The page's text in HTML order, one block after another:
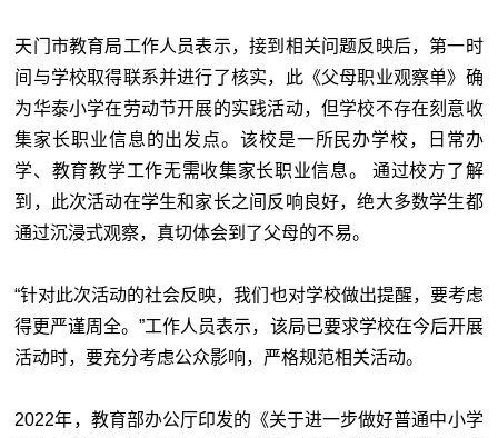
天门市教育局工作人员表示，接到相关问题反映后，第一时
间与学校取得联系并进行了核实，此《父母职业观察单》确
为华泰小学在劳动节开展的实践活动，但学校不存在刻意收
集家长职业信息的出发点。该校是一所民办学校，日常办
学、教育教学工作无需收集家长职业信息。 通过校方了解
到，此次活动在学生和家长之间反响良好，绝大多数学生都
通过沉浸式观察，真切体会到了父母的不易。
“针对此次活动的社会反映，我们也对学校做出提醒，要考虑
得更严谨周全。”工作人员表示，该局已要求学校在今后开展
活动时，要充分考虑公众影响，严格规范相关活动。
2022年，教育部办公厅印发的《关于进一步做好普通中小学